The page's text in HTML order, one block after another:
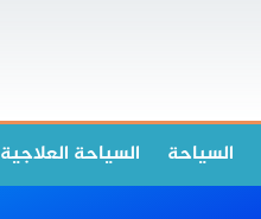
السياحة السياحة العلاجية